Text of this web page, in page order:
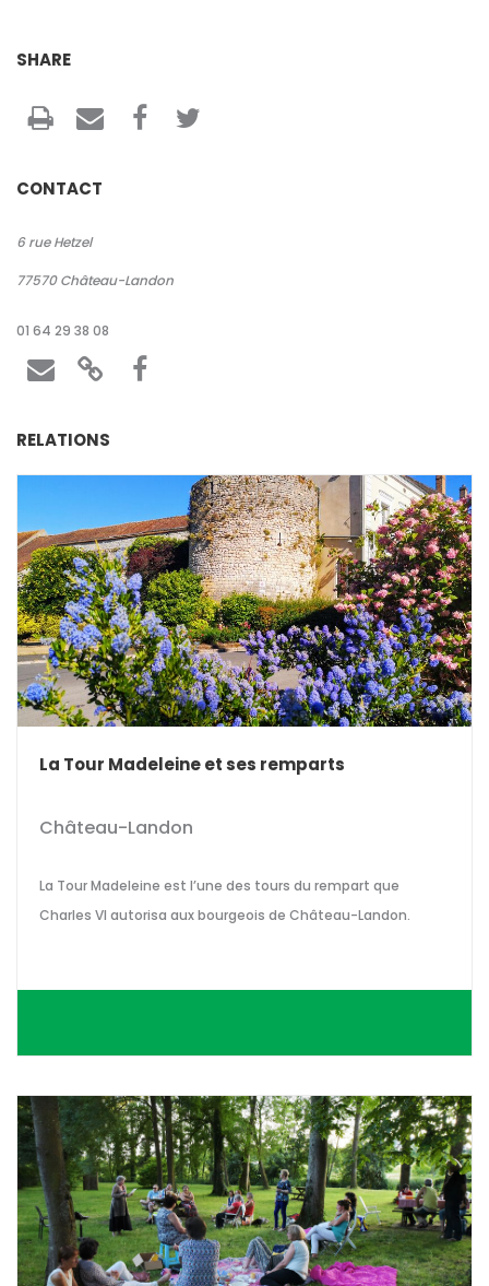
SHARE
CONTACT
6 rue Hetzel
77570 Château-Landon
01 64 29 38 08
RELATIONS
La Tour Madeleine et ses remparts
Château-Landon
La Tour Madeleine est l’une des tours du rempart que
Charles VI autorisa aux bourgeois de Château-Landon.